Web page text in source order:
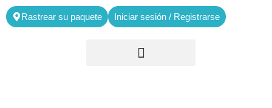
Rastrear su paquete Iniciar sesión / Registrarse